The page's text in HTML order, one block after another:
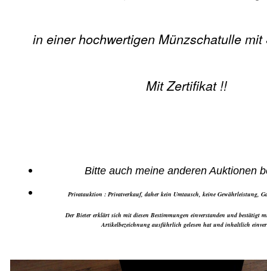
in einer hochwertigen Münzschatulle mit
Mit Zertifikat !!
Bitte auch meine anderen Auktionen
Privatauktion : Privatverkauf, daher kein Umtausch, keine Gewährleistung,
Der Bieter erklärt sich mit diesen Bestimmungen einverstanden und bestätigt
Artikelbezeichnung ausführlich gelesen hat und inhaltlich